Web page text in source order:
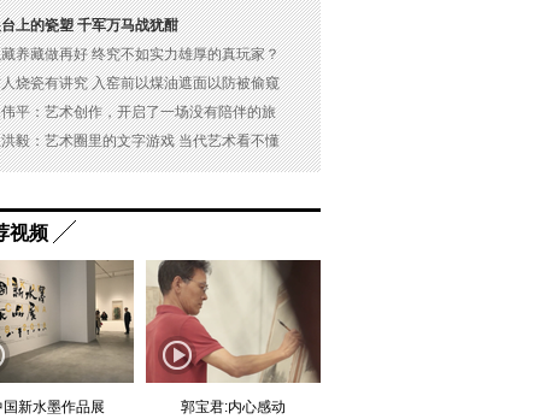
上的瓷塑 千军万马战犹酣
养藏做再好 终究不如实力雄厚的真玩家？
烧瓷有讲究 入窑前以煤油遮面以防被偷窥
平：艺术创作，开启了一场没有陪伴的旅
毅：艺术圈里的文字游戏 当代艺术看不懂
视频
国新水墨作品展 郭宝君:内心感动